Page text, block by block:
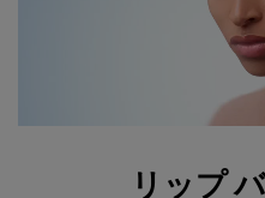
<h2 class="c-section__title h-text-align-
リップ